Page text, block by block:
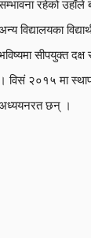
रहेको उहाँले
विद्यालयका
सीपयुक्त
विसं २०१५ मा
छन् ।